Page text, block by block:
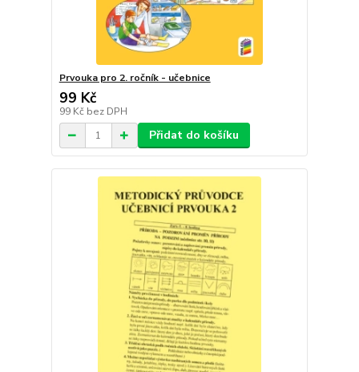
Prvouka pro 2. ročník - učebnice
99 Kč
99 Kč bez DPH
Přidat do košíku